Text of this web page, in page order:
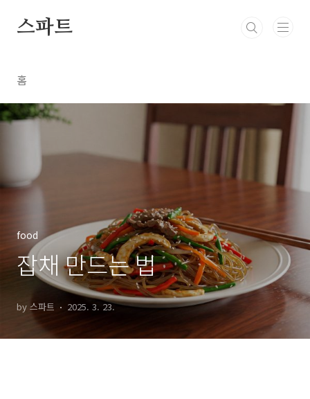
스파트
홈
food
잡채 만드는 법
by 스파트 2025. 3. 23.